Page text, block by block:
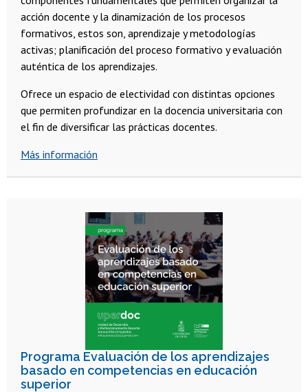
acción docente y la dinamización de los procesos
formativos, estos son, aprendizaje y metodologías
activas; planificación del proceso formativo y evaluación
auténtica de los aprendizajes.
Ofrece un espacio de electividad con distintas opciones
que permiten profundizar en la docencia universitaria con
el fin de diversificar las prácticas docentes.
Más información
Programa Evaluación de los aprendizajes
basado en competencias en educación
superior